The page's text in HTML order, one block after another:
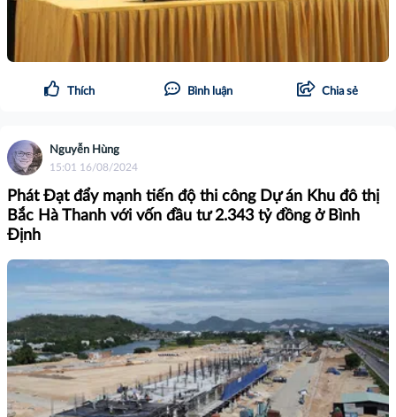
Thích Bình luận Chia sẻ
Nguyễn Hùng
15:01 16/08/2024
Phát Đạt đẩy mạnh tiến độ thi công Dự án Khu đô thị
Bắc Hà Thanh với vốn đầu tư 2.343 tỷ đồng ở Bình
Định